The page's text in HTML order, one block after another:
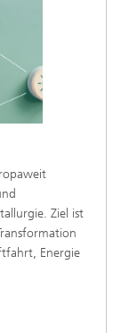
Ziel ist
Energie